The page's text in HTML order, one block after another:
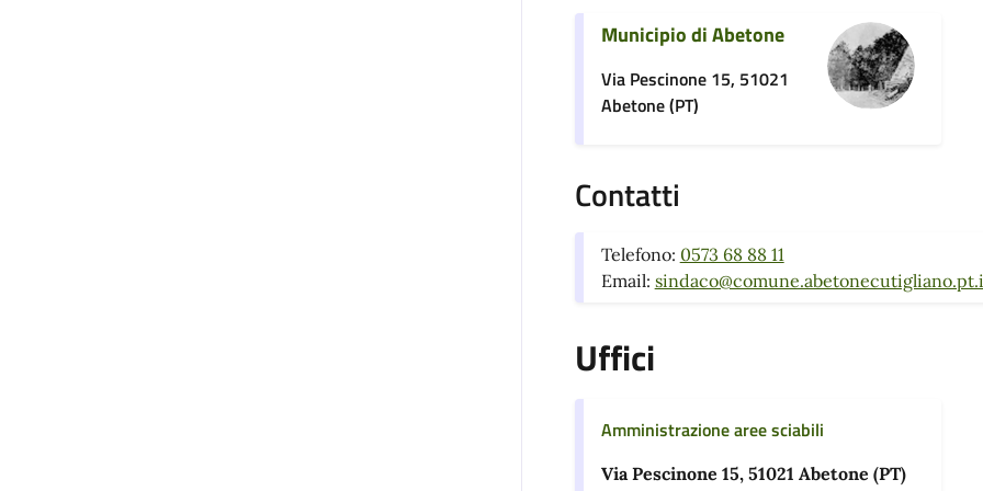
Municipio di Abetone
Via Pescinone 15, 51021
Abetone (PT)
Contatti
Telefono: 0573 68 88 11
Email:
Uffici
Amministrazione aree sciabili
Via Pescinone 15, 51021 Abetone (PT)